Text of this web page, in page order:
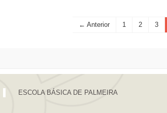
← Anterior 1 2 3
ESCOLA BÁSICA DE PALMEIRA